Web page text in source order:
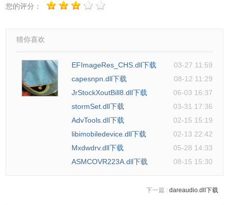
您的评分：
猜你喜欢
EFImageRes_CHS.dll下载
03-27 11:59
capesnpn.dll下载
08-12 11:29
JrStockXoutBill8.dll下载
06-03 16:37
stormSet.dll下载
03-31 17:36
AdvTools.dll下载
02-15 15:19
libimobiledevice.dll下载
02-13 22:42
Mxdwdrv.dll下载
05-28 14:33
ASMCOVR223A.dll下载
08-15 15:30
下一篇 : dareaudio.dll下载